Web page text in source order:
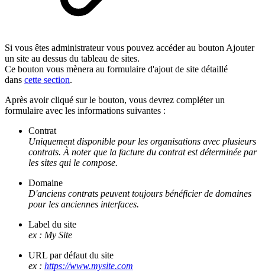
Si vous êtes administrateur vous pouvez accéder au bouton Ajouter
un site au dessus du tableau de sites.
Ce bouton vous mènera au formulaire d'ajout de site détaillé
dans cette section.
Après avoir cliqué sur le bouton, vous devrez compléter un
formulaire avec les informations suivantes :
Contrat
Uniquement disponible pour les organisations avec plusieurs
contrats. À noter que la facture du contrat est déterminée par
les sites qui le compose.
Domaine
D'anciens contrats peuvent toujours bénéficier de domaines
pour les anciennes interfaces.
Label du site
ex : My Site
URL par défaut du site
ex : https://www.mysite.com